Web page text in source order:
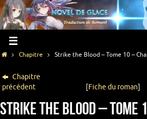
Chapitre Strike the Blood – Tome 10 –
Chapitre
précédent
[Fiche du roman]
Strike the Blood – Tome